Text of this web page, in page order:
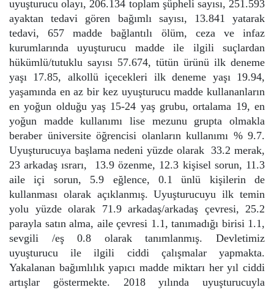
uyuşturucu olayı, 206.134 toplam şüpheli sayısı, 251.593
ayaktan tedavi gören bağımlı sayısı, 13.841 yatarak
tedavi, 657 madde bağlantılı ölüm, ceza ve infaz
kurumlarında uyuşturucu madde ile ilgili suçlardan
hükümlü/tutuklu sayısı 57.674, tütün ürünü ilk deneme
yaşı 17.85, alkollü içecekleri ilk deneme yaşı 19.94,
yaşamında en az bir kez uyuşturucu madde kullananların
en yoğun olduğu yaş 15-24 yaş grubu, ortalama 19, en
yoğun madde kullanımı lise mezunu grupta olmakla
beraber üniversite öğrencisi olanların kullanımı % 9.7.
Uyuşturucuya başlama nedeni yüzde olarak 33.2 merak,
23 arkadaş ısrarı, 13.9 özenme, 12.3 kişisel sorun, 11.3
aile içi sorun, 5.9 eğlence, 0.1 ünlü kişilerin de
kullanması olarak açıklanmış. Uyuşturucuyu ilk temin
yolu yüzde olarak 71.9 arkadaş/arkadaş çevresi, 25.2
parayla satın alma, aile çevresi 1.1, tanımadığı birisi 1.1,
sevgili /eş 0.8 olarak tanımlanmış. Devletimiz
uyuşturucu ile ilgili ciddi çalışmalar yapmakta.
Yakalanan bağımlılık yapıcı madde miktarı her yıl ciddi
artışlar göstermekte. 2018 yılında uyuşturucuyla